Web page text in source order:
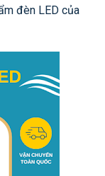
đèn LED của